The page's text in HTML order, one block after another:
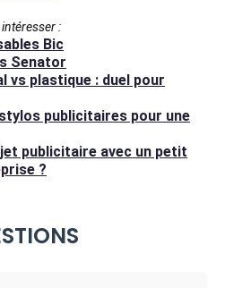
:
Bic
Senator
vs plastique : duel pour
publicitaires pour une
publicitaire avec un petit
?